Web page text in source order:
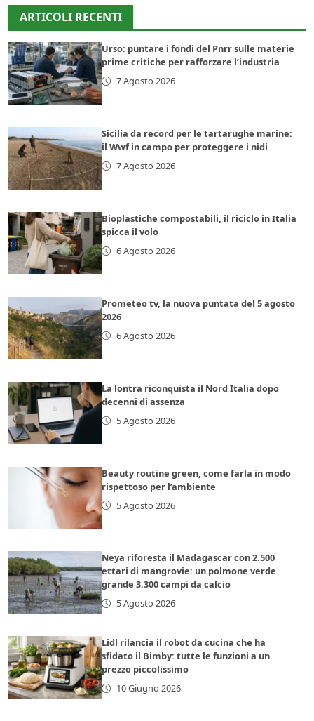
ARTICOLI RECENTI
Urso: puntare i fondi del Pnrr sulle materie
prime critiche per rafforzare l’industria
7 Agosto 2026
Sicilia da record per le tartarughe marine:
il Wwf in campo per proteggere i nidi
7 Agosto 2026
Bioplastiche compostabili, il riciclo in Italia
spicca il volo
6 Agosto 2026
Prometeo tv, la nuova puntata del 5 agosto
2026
6 Agosto 2026
La lontra riconquista il Nord Italia dopo
decenni di assenza
5 Agosto 2026
Beauty routine green, come farla in modo
rispettoso per l’ambiente
5 Agosto 2026
Neya riforesta il Madagascar con 2.500
ettari di mangrovie: un polmone verde
grande 3.300 campi da calcio
5 Agosto 2026
Lidl rilancia il robot da cucina che ha
sfidato il Bimby: tutte le funzioni a un
prezzo piccolissimo
10 Giugno 2026